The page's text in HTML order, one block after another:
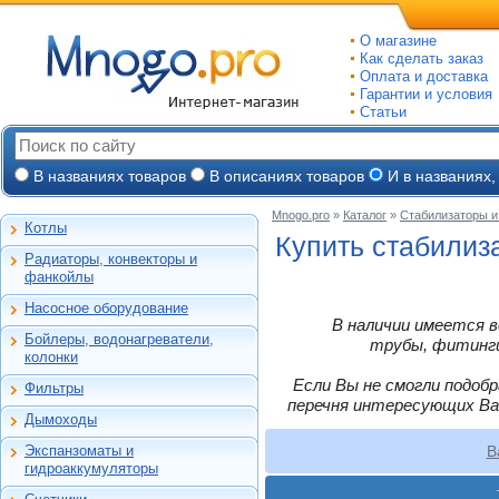
О магазине
Как сделать заказ
Оплата и доставка
Гарантии и условия
Статьи
В названиях товаров В описаниях товаров И в
Котлы
Настенные газовые
Напольные газовые
дизельном топливе
Горелки, надстройки
Радиаторы, конвекторы и
фанкойлы
Алюминиевые
Биметаллические
Чугунные
фанкойлы
Газовые конвекторы
Стальные трубчатые
Насосное оборудование
Насосные станции
станции, насосы
Дренажные
Скважинные
погружные
Промышленные
Бойлеры, водонагреватели,
колонки
Емкостные косвенного
Бойлеры газовые
Электрические
Газовые колонки
Фильтры
фильтры-
Автоматические
фильтры-умягчители
Дымоходы
Для настенных котлов
нержавеющие
одностенные
Экспанзоматы и
гидроаккумуляторы
Гидроаккумуляторы
Mnogo.pro » Каталог » Стабилизаторы
Купить
В наличии имеется
трубы,
Если Вы не смогли
перечня интересующих